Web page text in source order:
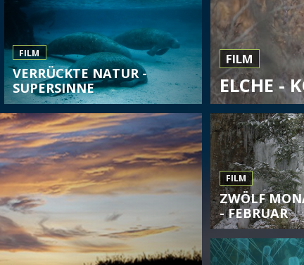
FILM
ELCHE -
FILM
VERRÜCKTE NATUR -
SUPERSINNE
FILM
ZWÖLF
- FEBRUAR